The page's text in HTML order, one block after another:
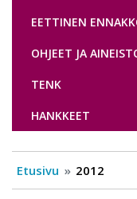
EETTINEN
OHJEET JA
TENK
HANKKEET
Etusivu 2012